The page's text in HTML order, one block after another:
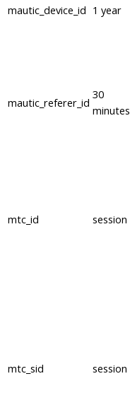
mautic_device_id 1 year
mautic_referer_id
30
minutes
mtc_id session
mtc_sid session